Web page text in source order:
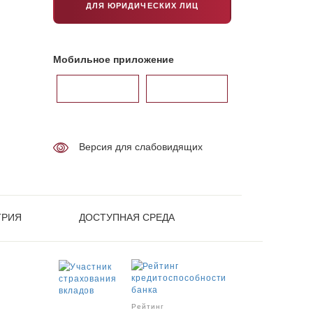
ДЛЯ ЮРИДИЧЕСКИХ ЛИЦ
Мобильное приложение
Версия для слабовидящих
ДОСТУПНАЯ СРЕДА
Рейтинг